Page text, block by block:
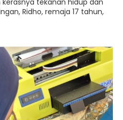
tekanan hidup dan
Ridho, remaja 17 tahun,